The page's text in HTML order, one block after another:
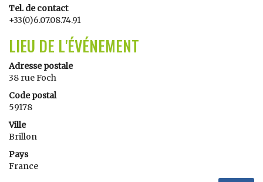
Tel. de contact
+33(0)6.07.08.74.91
LIEU DE L'ÉVÉNEMENT
Adresse postale
38 rue Foch
Code postal
59178
Ville
Brillon
Pays
France